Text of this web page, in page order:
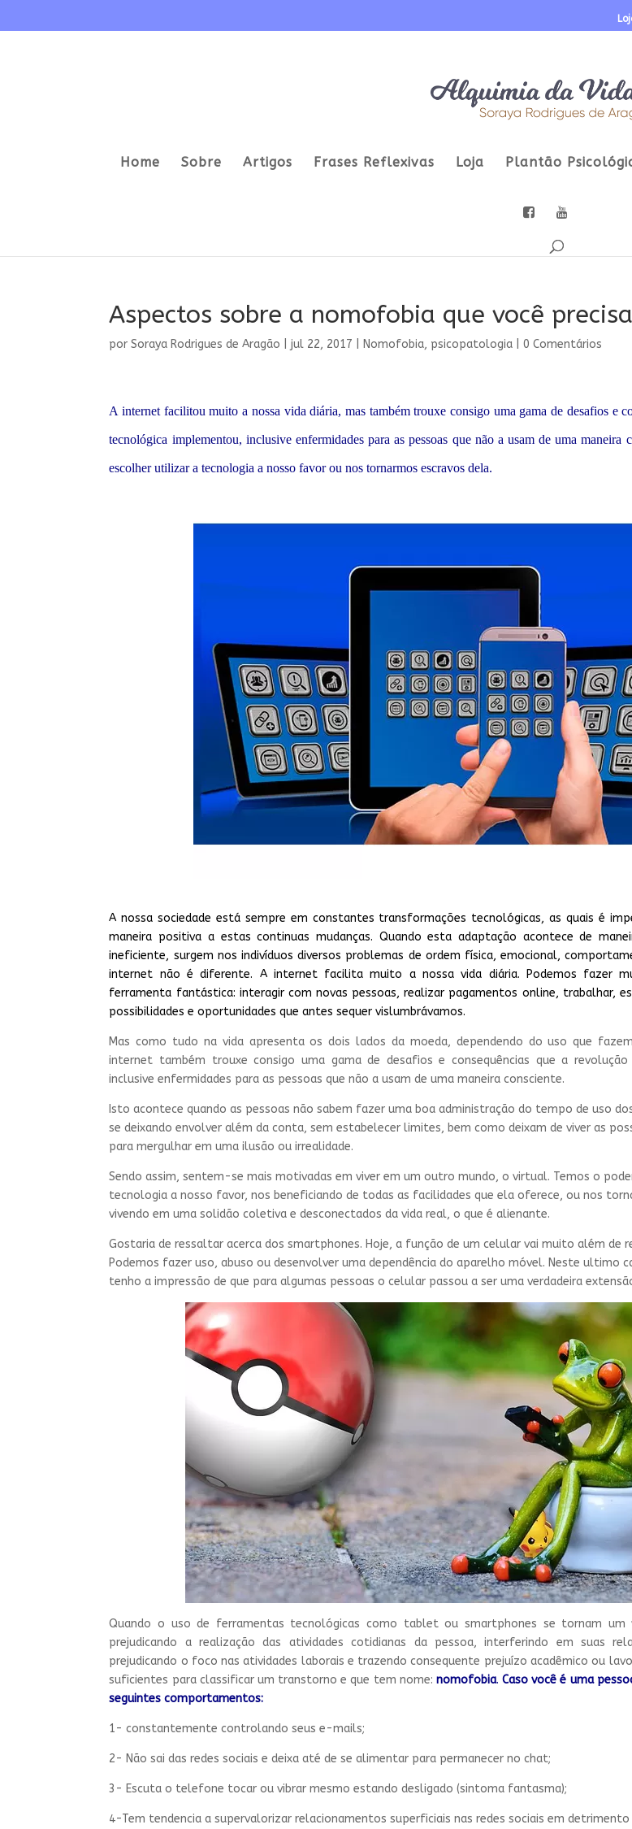
Home Sobre Artigos Frases Reflexivas Loja Plantão
Aspectos sobre a nomofobia que você
porSoraya Rodrigues de Aragão |jul 22, 2017 Nomofobia, psicopatologia |0 Comentários
A internet facilitou muito a nossa vida diária, mas também trouxe consigo uma gama de desafios e
tecnológica implementou, inclusive enfermidades para as pessoas que não a usam de uma maneira
escolher utilizar a tecnologia a nosso favor ou nos tornarmos escravos dela.
A nossa sociedade está sempre em constantes transformações tecnológicas, as quais é
maneira positiva a estas continuas mudanças. Quando esta adaptação acontece de
ineficiente, surgem nos indivíduos diversos problemas de ordem física, emocional,
internet não é diferente. A internet facilita muito a nossa vida diária. Podemos fazer
ferramenta fantástica: interagir com novas pessoas, realizar pagamentos online, trabalhar,
possibilidades e oportunidades que antes sequer vislumbrávamos.
Mas como tudo na vida apresenta os dois lados da moeda, dependendo do uso que
internet também trouxe consigo uma gama de desafios e consequências que a
inclusive enfermidades para as pessoas que não a usam de uma maneira consciente.
Isto acontece quando as pessoas não sabem fazer uma boa administração do tempo de uso
se deixando envolver além da conta, sem estabelecer limites, bem como deixam de viver as
para mergulhar em uma ilusão ou irrealidade.
Sendo assim, sentem-se mais motivadas em viver em um outro mundo, o virtual. Temos o
tecnologia a nosso favor, nos beneficiando de todas as facilidades que ela oferece, ou nos
vivendo em uma solidão coletiva e desconectados da vida real, o que é alienante.
Gostaria de ressaltar acerca dos smartphones. Hoje, a função de um celular vai muito além de
Podemos fazer uso, abuso ou desenvolver uma dependência do aparelho móvel. Neste ultimo
tenho a impressão de que para algumas pessoas o celular passou a ser uma verdadeira
Quando o uso de ferramentas tecnológicas como tablet ou smartphones se tornam um
prejudicando a realização das atividades cotidianas da pessoa, interferindo em suas
prejudicando o foco nas atividades laborais e trazendo consequente prejuízo acadêmico ou
suficientes para classificar um transtorno e que tem nome: nomofobia.Caso você é uma
seguintes comportamentos:
1- constantemente controlando seus e-mails;
2- Não sai das redes sociais e deixa até de se alimentar para permanecer no chat;
3- Escuta o telefone tocar ou vibrar mesmo estando desligado (sintoma fantasma);
4-Tem tendencia a supervalorizar relacionamentos superficiais nas redes sociais em